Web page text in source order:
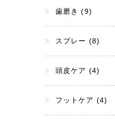
歯磨き (9)
スプレー (8)
頭皮ケア (4)
フットケア (4)